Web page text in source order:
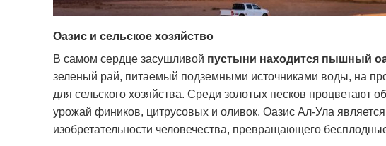
Оазис и сельское хозяйство
В самом сердце засушливой пустыни находится пышный
зеленый рай, питаемый подземными источниками воды, на
для сельского хозяйства. Среди золотых песков
урожай фиников, цитрусовых и оливок. Оазис Ал-Ула является
изобретательности человечества, превращающего